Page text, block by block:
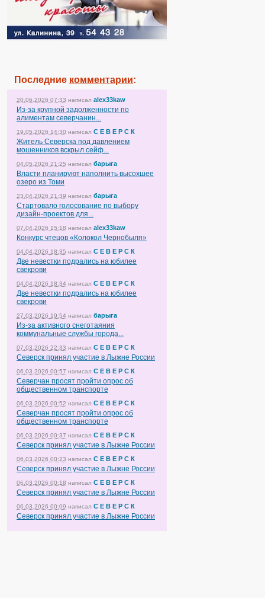
Последние комментарии:
20.06.2026 07:33 написал alex33kaw
Из-за крупной задолженности по
алиментам северчанин...
19.05.2026 14:30 написал С Е В Е Р С К
Житель Северска под давлением
мошенников вскрыл сейф...
04.05.2026 21:25 написал барыга
Власти планируют наполнить высохшее
озеро из Томи
23.04.2026 21:39 написал барыга
Стартовало голосование по выбору
дизайн-проектов для...
07.04.2026 15:18 написал alex33kaw
Конкурс чтецов «Колокол Чернобыля»
04.04.2026 18:35 написал С Е В Е Р С К
Две невестки подрались на юбилее
свекрови
04.04.2026 18:34 написал С Е В Е Р С К
Две невестки подрались на юбилее
свекрови
27.03.2026 19:54 написал барыга
Из-за активного снеготаяния
коммунальные службы города...
07.03.2026 22:33 написал С Е В Е Р С К
Северск принял участие в Лыжне России
06.03.2026 00:57 написал С Е В Е Р С К
Северчан просят пройти опрос об
общественном транспорте
06.03.2026 00:52 написал С Е В Е Р С К
Северчан просят пройти опрос об
общественном транспорте
06.03.2026 00:37 написал С Е В Е Р С К
Северск принял участие в Лыжне России
06.03.2026 00:23 написал С Е В Е Р С К
Северск принял участие в Лыжне России
06.03.2026 00:18 написал С Е В Е Р С К
Северск принял участие в Лыжне России
06.03.2026 00:09 написал С Е В Е Р С К
Северск принял участие в Лыжне России